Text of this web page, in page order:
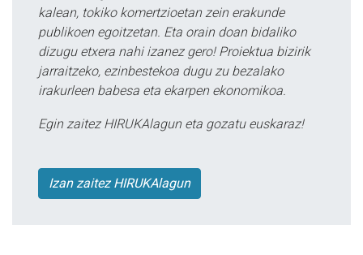
kalean, tokiko komertzioetan zein erakunde
publikoen egoitzetan. Eta orain doan bidaliko
dizugu etxera nahi izanez gero! Proiektua bizirik
jarraitzeko, ezinbestekoa dugu zu bezalako
irakurleen babesa eta ekarpen ekonomikoa.
Egin zaitez HIRUKAlagun eta gozatu euskaraz!
Izan zaitez HIRUKAlagun